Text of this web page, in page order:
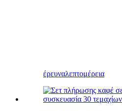
έρευναλεπτομέρεια